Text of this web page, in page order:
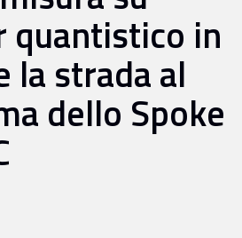
quantistico in
la strada al
dello Spoke